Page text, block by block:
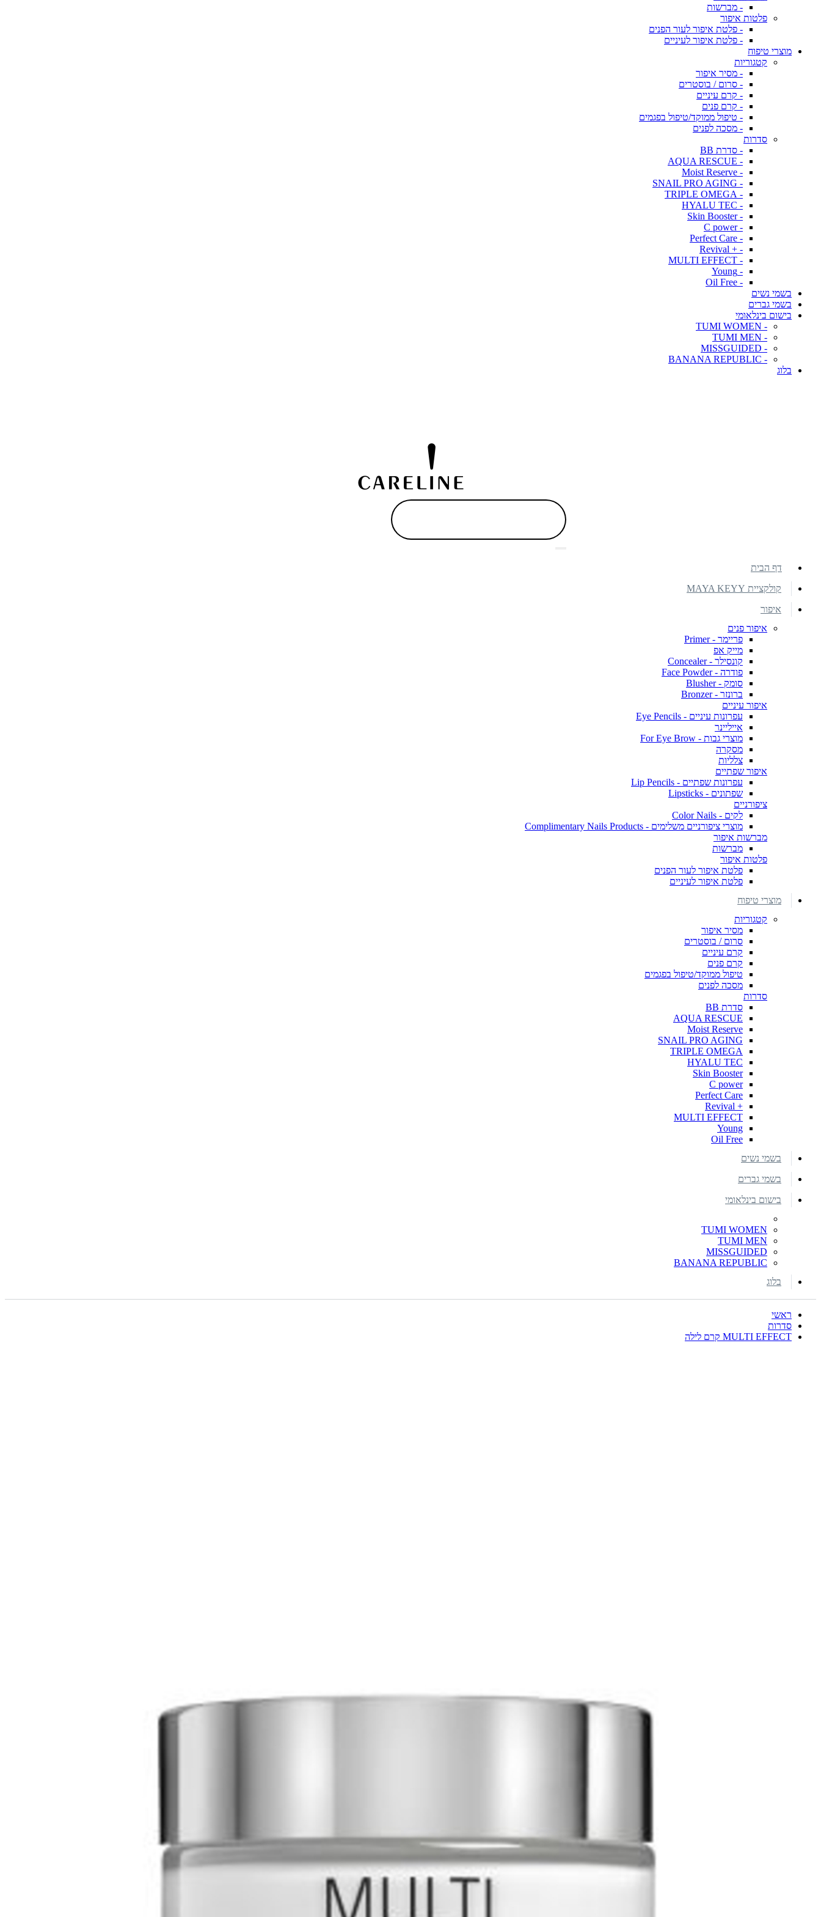
- מברשות
פלטות איפור
- פלטת איפור לעור הפנים
- פלטת איפור לעיניים
מוצרי טיפוח
קטגוריות
- מסיר איפור
- סרום / בוסטרים
- קרם עיניים
- קרם פנים
- טיפול ממוקד/טיפול בפגמים
- מסכה לפנים
סדרות
- סדרת BB
- AQUA RESCUE
- Moist Reserve
- SNAIL PRO AGING
- TRIPLE OMEGA
- HYALU TEC
- Skin Booster
- C power
- Perfect Care
- + Revival
- MULTI EFFECT
- Young
- Oil Free
בשמי נשים
בשמי גברים
בישום בינלאומי
- TUMI WOMEN
- TUMI MEN
- MISSGUIDED
- BANANA REPUBLIC
בלוג
דף הבית
קולקציית MAYA KEYY
איפור
איפור פנים
פריימר - Primer
מייק אפ
קונסילר - Concealer
פודרה - Face Powder
סומק - Blusher
ברונזר - Bronzer
איפור עיניים
עפרונות עיניים - Eye Pencils
אייליינר
מוצרי גבות - For Eye Brow
מסקרה
צלליות
איפור שפתיים
עפרונות שפתיים - Lip Pencils
שפתונים - Lipsticks
ציפורניים
לקים - Color Nails
מוצרי ציפורניים משלימים - Complimentary Nails Products
מברשות איפור
מברשות
פלטות איפור
פלטת איפור לעור הפנים
פלטת איפור לעיניים
מוצרי טיפוח
קטגוריות
מסיר איפור
סרום / בוסטרים
קרם עיניים
קרם פנים
טיפול ממוקד/טיפול בפגמים
מסכה לפנים
סדרות
סדרת BB
AQUA RESCUE
Moist Reserve
SNAIL PRO AGING
TRIPLE OMEGA
HYALU TEC
Skin Booster
C power
Perfect Care
+ Revival
MULTI EFFECT
Young
Oil Free
בשמי נשים
בשמי גברים
בישום בינלאומי
TUMI WOMEN
TUMI MEN
MISSGUIDED
BANANA REPUBLIC
בלוג
ראשי
סדרות
MULTI EFFECT קרם לילה